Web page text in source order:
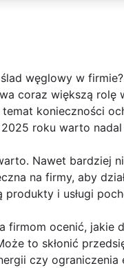
węglowy w
coraz większą
konieczności
roku warto
Nawet bardziej
na firmy, aby
produkty i usługi
firmom ocenić, jakie
to skłonić
czy